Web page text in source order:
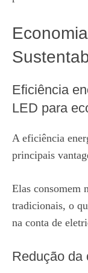
Eficiência
LED para
A eficiência
principais
Elas consomem
tradicionais, o
na conta de
Redução da